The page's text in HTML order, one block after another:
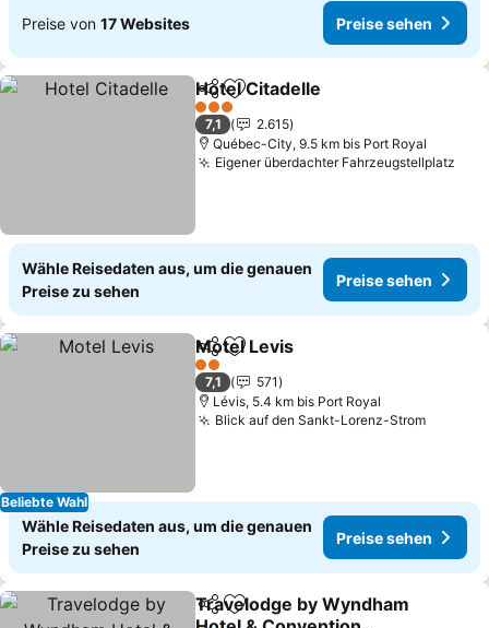
Preise von 17 Websites Preise sehen
TeilenZu Favoriten hinzufügen
Hotel Citadelle
3 Sterne
7,1
2.615
Québec-City, 9.5 km bis Port Royal
Eigener überdachter Fahrzeugstellplatz
Wähle Reisedaten aus, um die genauen
Preise zu sehen
Preise sehen
Beliebte Wahl
TeilenZu Favoriten hinzufügen
Motel Levis
2 Sterne
7,1
571
Lévis, 5.4 km bis Port Royal
Blick auf den Sankt-Lorenz-StromPreise
Wähle Reisedaten aus, um die genauen
Preise zu sehen
Preise sehen
TeilenZu Favoriten hinzufügen
Travelodge by Wyndham